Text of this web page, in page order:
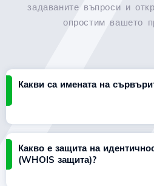
задаваните въпроси и
опростим вашето
Какви са имената на
Какво е защита на
(WHOIS защита)?